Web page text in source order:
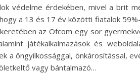
védelme érdekében, mivel a brit
a 13 és 17 év közötti fiatalok
az Ofcom egy sor
játékalkalmazások és
a öngyilkossággal, önkárosítással,
vagy bántalmazó…